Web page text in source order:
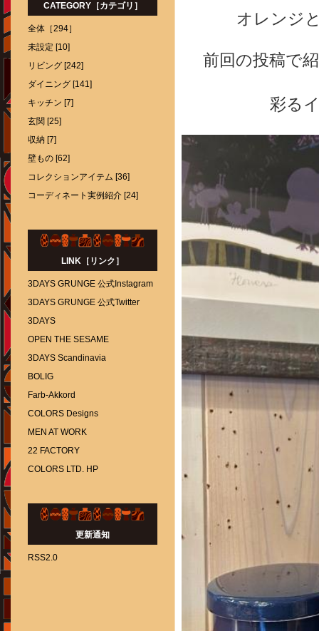
オレンジ
前回の投稿で
彩る
CATEGORY［カテゴリ］
全体［294］
未設定 [10]
リビング [242]
ダイニング [141]
キッチン [7]
玄関 [25]
収納 [7]
壁もの [62]
コレクションアイテム [36]
コーディネート実例紹介 [24]
LINK［リンク］
3DAYS GRUNGE 公式Instagram
3DAYS GRUNGE 公式Twitter
3DAYS
OPEN THE SESAME
3DAYS Scandinavia
BOLIG
Farb-Akkord
COLORS Designs
MEN AT WORK
22 FACTORY
COLORS LTD. HP
更新通知
RSS2.0